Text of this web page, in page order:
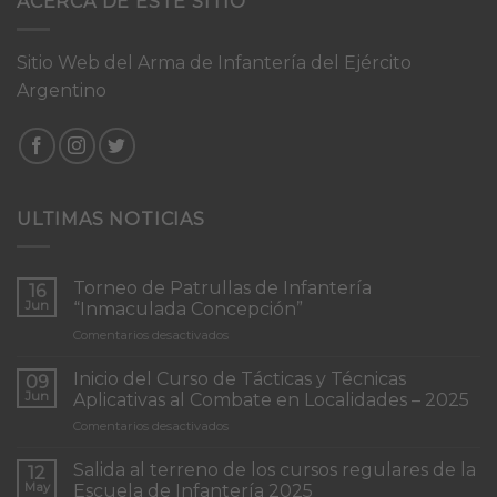
Sitio Web del Arma de Infantería del Ejército
Argentino
ULTIMAS NOTICIAS
16
Jun
Torneo de Patrullas de Infantería
“Inmaculada Concepción”
Comentarios desactivados
Patrullas
de
Infantería
Concepción”
09
Jun
Inicio del Curso de Tácticas y Técnicas
Aplicativas al Combate en Localidades – 2025
Comentarios desactivados
del
Curso
12
May
Salida al terreno de los cursos regulares de la
Escuela de Infantería 2025